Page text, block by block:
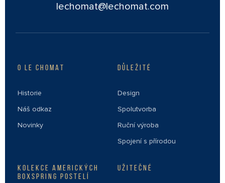
lechomat@lechomat.com
O LE CHOMAT
Historie
Náš odkaz
Novinky
DŮLEŽITÉ
Design
Spolutvorba
Ruční výroba
Spojení s přírodou
KOLEKCE AMERICKÝCH
BOXSPRING POSTELÍ
UŽITEČNÉ